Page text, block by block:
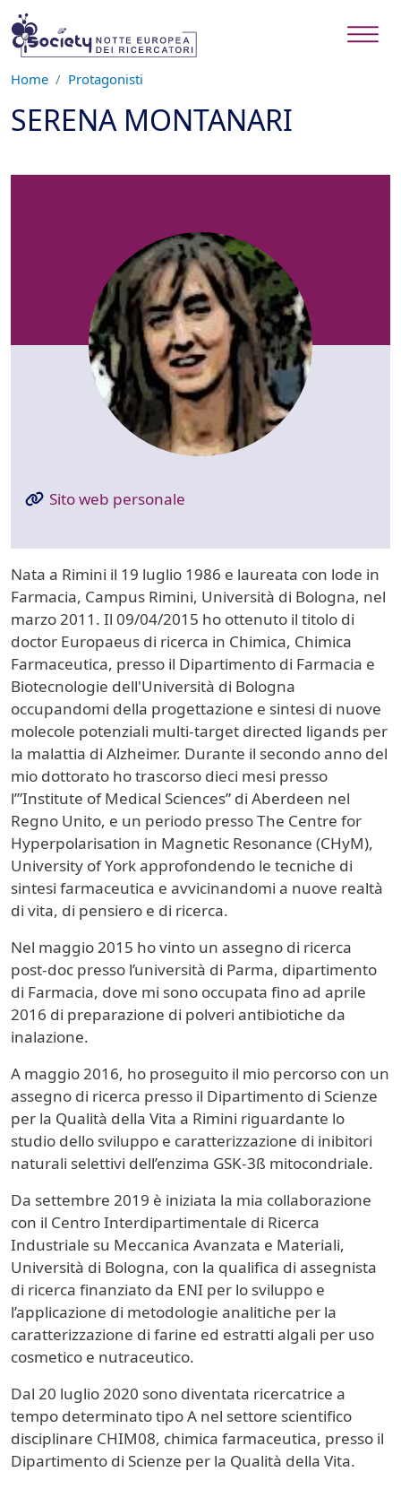
Salta al contenuto principale
Home Protagonisti
SERENA MONTANARI
Sito web personale
Nata a Rimini il 19 luglio 1986 e laureata con lode in
Farmacia, Campus Rimini, Università di Bologna, nel
marzo 2011. Il 09/04/2015 ho ottenuto il titolo di
doctor Europaeus di ricerca in Chimica, Chimica
Farmaceutica, presso il Dipartimento di Farmacia e
Biotecnologie dell'Università di Bologna
occupandomi della progettazione e sintesi di nuove
molecole potenziali multi-target directed ligands per
la malattia di Alzheimer. Durante il secondo anno del
mio dottorato ho trascorso dieci mesi presso
l’”Institute of Medical Sciences” di Aberdeen nel
Regno Unito, e un periodo presso The Centre for
Hyperpolarisation in Magnetic Resonance (CHyM),
University of York approfondendo le tecniche di
sintesi farmaceutica e avvicinandomi a nuove realtà
di vita, di pensiero e di ricerca.
Nel maggio 2015 ho vinto un assegno di ricerca
post-doc presso l’università di Parma, dipartimento
di Farmacia, dove mi sono occupata fino ad aprile
2016 di preparazione di polveri antibiotiche da
inalazione.
A maggio 2016, ho proseguito il mio percorso con un
assegno di ricerca presso il Dipartimento di Scienze
per la Qualità della Vita a Rimini riguardante lo
studio dello sviluppo e caratterizzazione di inibitori
naturali selettivi dell’enzima GSK-3ß mitocondriale.
Da settembre 2019 è iniziata la mia collaborazione
con il Centro Interdipartimentale di Ricerca
Industriale su Meccanica Avanzata e Materiali,
Università di Bologna, con la qualifica di assegnista
di ricerca finanziato da ENI per lo sviluppo e
l’applicazione di metodologie analitiche per la
caratterizzazione di farine ed estratti algali per uso
cosmetico e nutraceutico.
Dal 20 luglio 2020 sono diventata ricercatrice a
tempo determinato tipo A nel settore scientifico
disciplinare CHIM08, chimica farmaceutica, presso il
Dipartimento di Scienze per la Qualità della Vita.